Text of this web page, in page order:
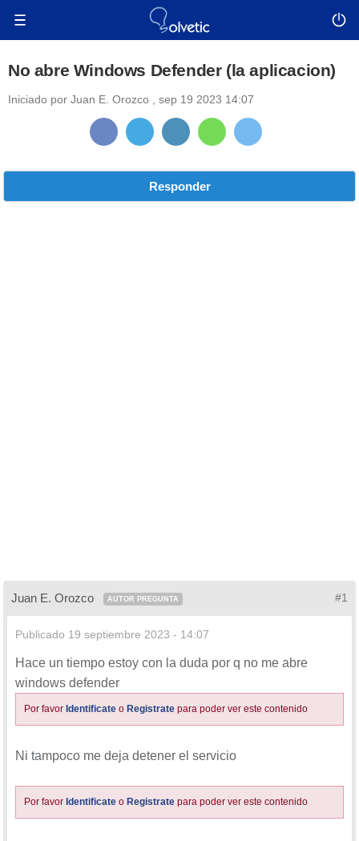
No abre Windows Defender (la aplicacion)
Iniciado por Juan E. Orozco sep 19 2023 14:07
Responder
Juan E. Orozco AUTOR PREGUNTA #1
Publicado 19 septiembre 2023 - 14:07
Hace un tiempo estoy con la duda por q no me abre
windows defender
Por favor Identificate o Registrate para poder ver este contenido
Ni tampoco me deja detener el servicio
Por favor Identificate o Registrate para poder ver este contenido